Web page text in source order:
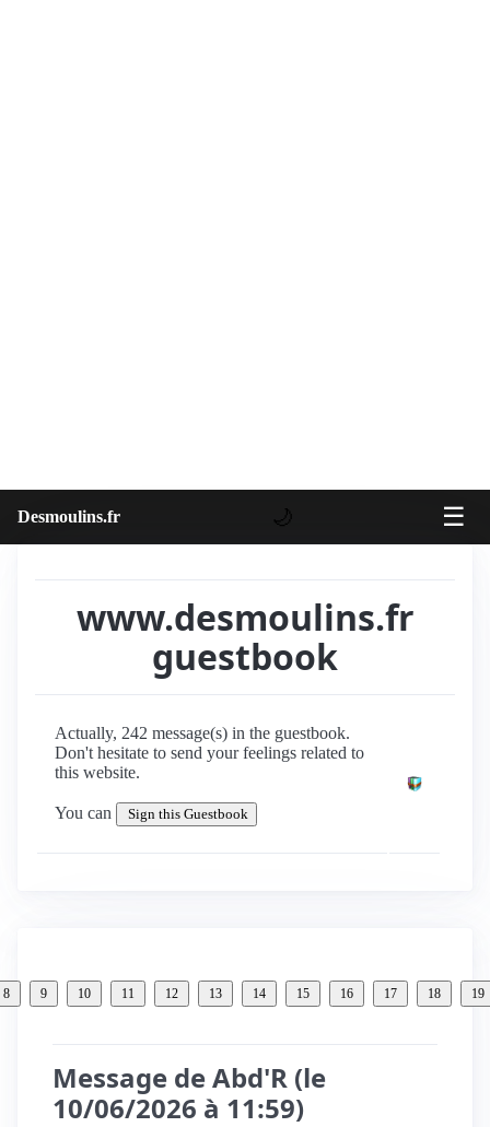
Desmoulins.fr 🌙 ☰
www.desmoulins.fr
guestbook
Actually, 242 message(s) in the guestbook.
Don't hesitate to send your feelings related to
this website.
You can Sign this Guestbook
8 9 10 11 12 13 14 15 16 17 18 19
Message de Abd'R (le
10/06/2026 à 11:59)